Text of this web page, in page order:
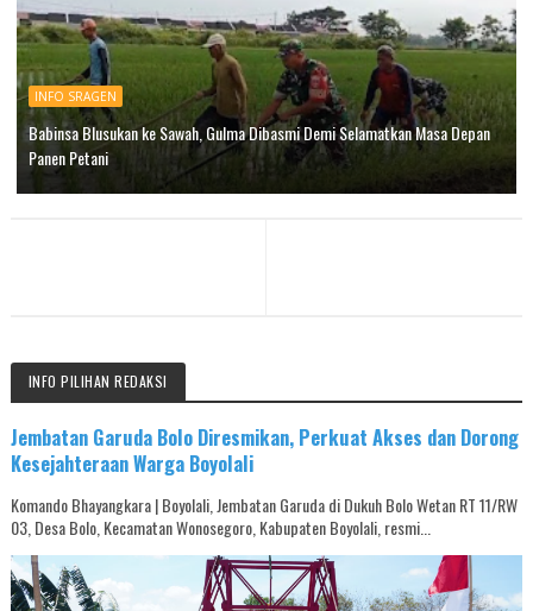
INFO SRAGEN
Babinsa Blusukan ke Sawah, Gulma Dibasmi Demi Selamatkan Masa Depan
Panen Petani
INFO PILIHAN REDAKSI
Jembatan Garuda Bolo Diresmikan, Perkuat Akses dan Dorong
Kesejahteraan Warga Boyolali
Komando Bhayangkara | Boyolali, Jembatan Garuda di Dukuh Bolo Wetan RT 11/RW
03, Desa Bolo, Kecamatan Wonosegoro, Kabupaten Boyolali, resmi...